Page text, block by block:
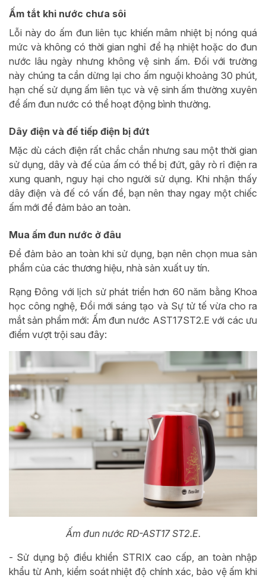
Ấm tắt khi nước chưa sôi
Lỗi này do ấm đun liên tục khiến mâm nhiệt bị nóng quá
mức và không có thời gian nghỉ để hạ nhiệt hoặc do đun
nước lâu ngày nhưng không vệ sinh ấm. Đối với trường
này chúng ta cần dừng lại cho ấm nguội khoảng 30 phút,
hạn chế sử dụng ấm liên tục và vệ sinh ấm thường xuyên
để ấm đun nước có thể hoạt động bình thường.
Dây điện và đế tiếp điện bị đứt
Mặc dù cách điện rất chắc chắn nhưng sau một thời gian
sử dụng, dây và đế của ấm có thể bị đứt, gây rò rỉ điện ra
xung quanh, nguy hại cho người sử dụng. Khi nhận thấy
dây điện và đế có vấn đề, bạn nên thay ngay một chiếc
ấm mới để đảm bảo an toàn.
Mua ấm đun nước ở đâu
Để đảm bảo an toàn khi sử dụng, bạn nên chọn mua sản
phẩm của các thương hiệu, nhà sản xuất uy tín.
Rạng Đông với lịch sử phát triển hơn 60 năm bằng Khoa
học công nghệ, Đổi mới sáng tạo và Sự tử tế vừa cho ra
mắt sản phẩm mới: Ấm đun nước AST17ST2.E với các ưu
điểm vượt trội sau đây:
Ấm đun nước RD-AST17 ST2.E.
- Sử dụng bộ điều khiển STRIX cao cấp, an toàn nhập
khẩu từ Anh, kiểm soát nhiệt độ chính xác, bảo vệ ấm khi